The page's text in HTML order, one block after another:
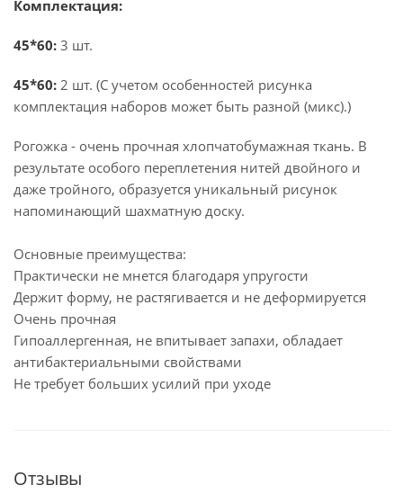
Комплектация:
45*60: 3 шт.
45*60: 2 шт. (С учетом особенностей рисунка
комплектация наборов может быть разной (микс).)
Рогожка - очень прочная хлопчатобумажная ткань. В
результате особого переплетения нитей двойного и
даже тройного, образуется уникальный рисунок
напоминающий шахматную доску.
Основные преимущества:
Практически не мнется благодаря упругости
Держит форму, не растягивается и не деформируется
Очень прочная
Гипоаллергенная, не впитывает запахи, обладает
антибактериальными свойствами
Не требует больших усилий при уходе
Отзывы